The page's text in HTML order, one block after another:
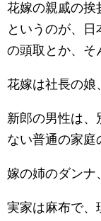
花嫁の親戚の挨
というのが、
の頭取とか、そ
花嫁は社長の娘
新郎の男性は、
ない普通の家庭
嫁の姉のダンナ
実家は麻布で、